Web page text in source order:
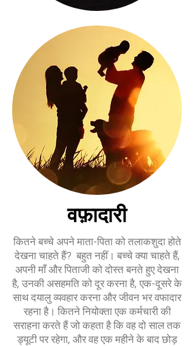
वफ़ादारी
कितने बच्चे अपने माता-पिता को तलाकशुदा होते
देखना चाहते हैं? बहुत नहीं। बच्चे क्या चाहते हैं,
अपनी माँ और पिताजी को दोस्त बनते हुए देखना
है, उनकी असहमति को दूर करना है, एक-दूसरे के
साथ दयालु व्यवहार करना और जीवन भर वफादार
रहना है। कितने नियोक्ता एक कर्मचारी की
सराहना करते हैं जो कहता है कि वह दो साल तक
ड्यूटी पर रहेगा, और वह एक महीने के बाद छोड़